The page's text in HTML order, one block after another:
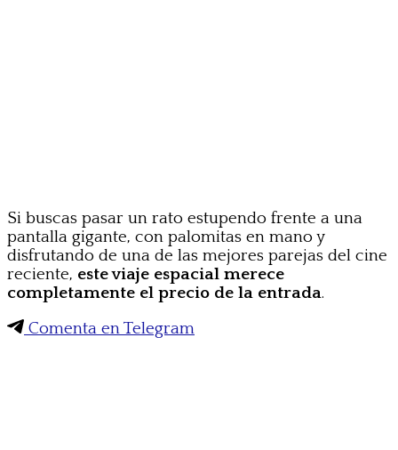
Si buscas pasar un rato estupendo frente a una
pantalla gigante, con palomitas en mano y
disfrutando de una de las mejores parejas del cine
reciente, este viaje espacial merece
completamente el precio de la entrada.
Comenta en Telegram